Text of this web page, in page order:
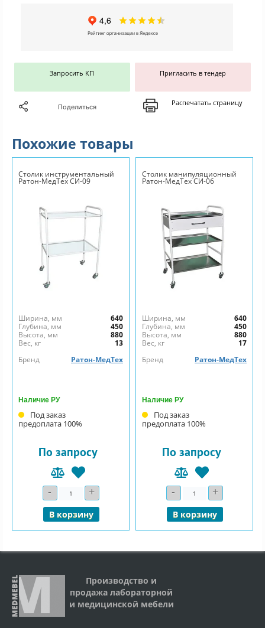
Запросить КП Пригласить в тендер
Поделиться Распечатать страницу
Похожие товары
Столик инструментальный
Ратон-МедТех СИ-09
Ширина, мм
640
Глубина, мм
450
Высота, мм
880
Вес, кг
13
Бренд
Ратон-МедТех
Наличие РУ
Под заказ
предоплата 100%
По запросу
- Количество+
В корзину
Столик манипуляционный
Ратон-МедТех СИ-06
Ширина, мм
640
Глубина, мм
450
Высота, мм
880
Вес, кг
17
Бренд
Ратон-МедТех
Наличие РУ
Под заказ
предоплата 100%
По запросу
- Количество+
В корзину
Производство и
продажа лабораторной
и медицинской мебели